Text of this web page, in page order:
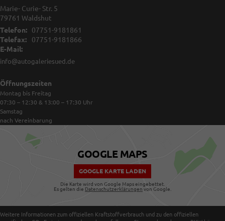
Marie- Curie- Str. 5
79761 Waldshut
Telefon:
07751-9181861
Telefax:
07751-9181866
E-Mail:
info@autogaleriesued.de
Öffnungszeiten
Montag bis Freitag
07:30 – 12:30 & 13:00 – 17:30 Uhr
Samstag
nach Vereinbarung
GOOGLE MAPS
GOOGLE KARTE LADEN
Die Karte wird von Google Maps eingebettet.
Es gelten die Datenschutzerklärungen von Google.
Weitere Informationen zum offiziellen Kraftstoffverbrauch und zu den offiziellen